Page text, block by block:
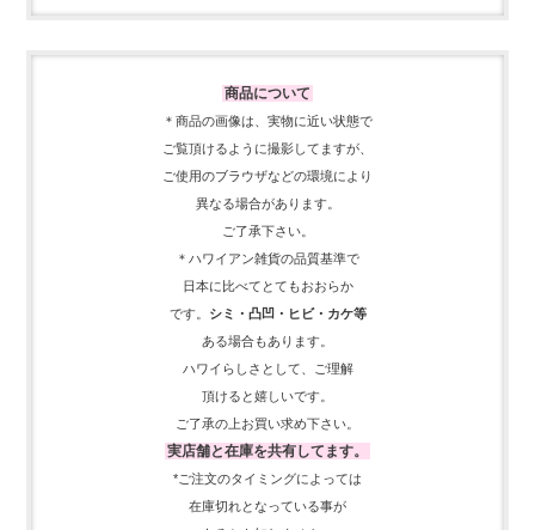
商品について
＊商品の画像は、実物に近い 状態で
ご覧頂けるように 撮影してますが、
ご使用の
ブラウザなどの環境により
異なる場合があります。
ご了承下さい。
＊ハワイアン雑貨の品質基準で
日本に比べてとてもおおらか
です。
シミ・凸凹・ヒビ・カケ等
ある場合もあります。
ハワイらしさとして、
ご理解
頂ける と嬉しいです。
ご了承の上お買い求め下さい。
実店舗と在庫を共有してます。
*ご注文のタイミングによっては
在庫切れとなっている事が
あるかも知れません。